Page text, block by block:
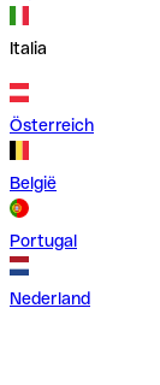
Italia
Österreich
België
Portugal
Nederland